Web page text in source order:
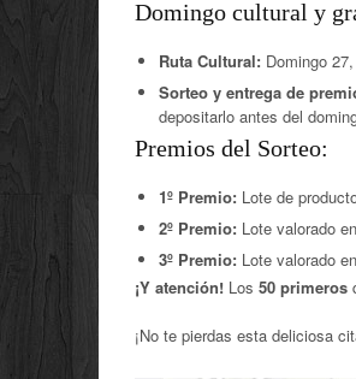
Domingo cultural y
Ruta Cultural: Domingo
Sorteo y entrega de
depositarlo antes del
Premios del Sorteo:
1º Premio: Lote de
2º Premio: Lote valorado en
3º Premio: Lote valorado en
¡Y atención! Los 50 primeros
¡No te pierdas esta deliciosa